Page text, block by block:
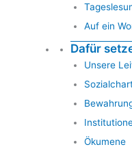
Auf ein
Dafür
Unsere
Ökumene